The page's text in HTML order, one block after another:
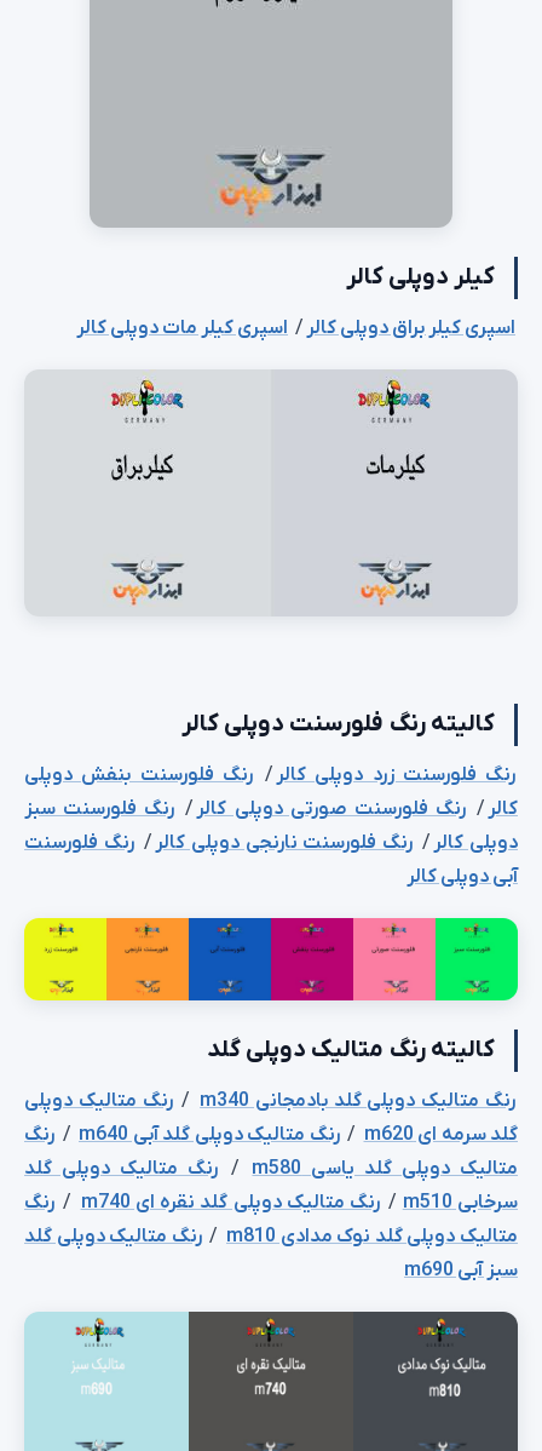
کیلر دوپلی کالر
اسپری کیلر براق دوپلی کالر / اسپری کیلر مات دوپلی کالر
کالیته رنگ فلورسنت دوپلی کالر
رنگ فلورسنت زرد دوپلی کالر / رنگ فلورسنت بنفش دوپلی
کالر / رنگ فلورسنت صورتی دوپلی کالر / رنگ فلورسنت سبز
دوپلی کالر / رنگ فلورسنت نارنجی دوپلی کالر / رنگ فلورسنت
آبی دوپلی کالر
کالیته رنگ متالیک دوپلی گلد
رنگ متالیک دوپلی گلد بادمجانی m340 / رنگ متالیک دوپلی
گلد سرمه ای m620
/ رنگ متالیک دوپلی گلد آبی m640 / رنگ
متالیک دوپلی گلد یاسی m580
/ رنگ متالیک دوپلی گلد
سرخابی m510
/ رنگ متالیک دوپلی گلد نقره ای m740 / رنگ
متالیک دوپلی گلد نوک مدادی m810
/ رنگ متالیک دوپلی گلد
سبز آبی m690